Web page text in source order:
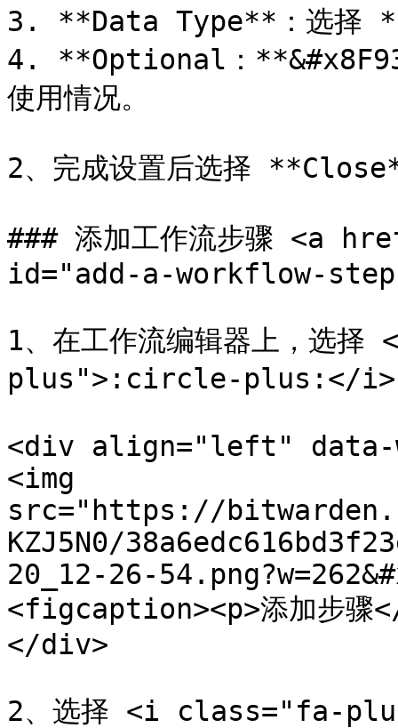
3. **Data Type**：选择
4. **Optional：**&#x8F93;
使用情况。
2、完成设置后选择
### 添加工作流步骤 <a
id="add-a-workflow-
1、在工作流编辑器上，
plus">:circle-plus:</i> 加
<div align="left" data-
<img
src="https://
KZJ5N0/
20_12-26-
<figcaption><p>添加步
</div>
2、选择 <i class="fa-